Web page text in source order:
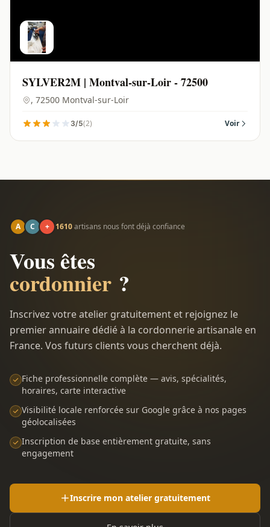
SYLVER2M | Montval-sur-Loir - 72500
, 72500 Montval-sur-Loir
3/5(2) Voir
A C + 1610artisans nous font déjà confiance
Vous êtes
cordonnier ?
Inscrivez votre atelier gratuitement et rejoignez le
premier annuaire dédié à la cordonnerie artisanale en
France. Vos futurs clients vous cherchent déjà.
Fiche professionnelle complète — avis, spécialités,
horaires, carte interactive
Visibilité locale renforcée sur Google grâce à nos pages
géolocalisées
Inscription de base entièrement gratuite, sans
engagement
Inscrire mon atelier gratuitement